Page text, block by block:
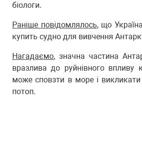
біологи.
Раніше повідомлялось, що
купить судно для вивчення
Нагадаємо, значна частина
вразлива до руйнівного впливу
може сповзти в море і викликати
потоп.